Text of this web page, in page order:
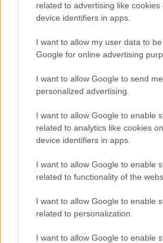
related to advertising like cookies
device identifiers in apps.
I want to allow my user data to
Google for online advertising
I want to allow Google to send me
personalized advertising.
I want to allow Google to enable
related to analytics like cookies
device identifiers in apps.
I want to allow Google to enable
related to functionality of the
I want to allow Google to enable
related to personalization.
I want to allow Google to enable
Ingyenes programokkal és különleges
– Kőtár is díjmentesen látogatható.